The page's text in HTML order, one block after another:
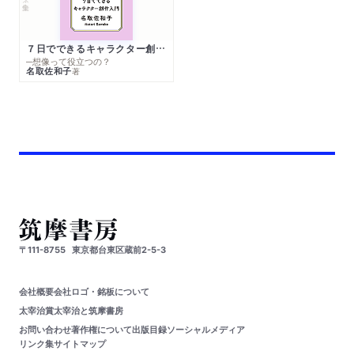
７日でできるキャラクター創作入門
─想像って役立つの？
名取佐和子著
〒111-8755 東京都台東区蔵前2-5-3
会社概要会社ロゴ・銘板について
太宰治賞太宰治と筑摩書房
お問い合わせ著作権について出版目録ソーシャルメディア
リンク集サイトマップ